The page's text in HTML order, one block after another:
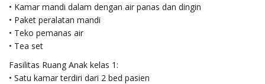
• Kamar mandi dalam dengan air panas dan dingin
• Paket peralatan mandi
• Teko pemanas air
• Tea set
Fasilitas Ruang Anak kelas 1:
• Satu kamar terdiri dari 2 bed pasien